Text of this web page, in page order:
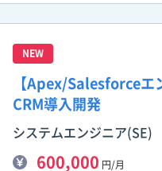
NEW
【Apex/Salesforceエ
CRM導入開発
システムエンジニア(SE)
600,000 円/月